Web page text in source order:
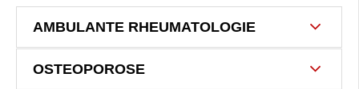
AMBULANTE RHEUMATOLOGIE
OSTEOPOROSE